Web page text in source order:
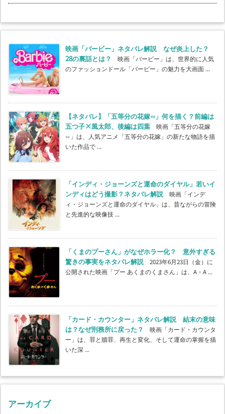
映画「バービー」ネタバレ解説 なぜ炎上した？
28の裏話とは？
映画「バービー」は、世界的に人気
のファッションドール「バービー」の魅力を大画面 ...
【ネタバレ】「五等分の花嫁∽」何を描く？前編は
五つ子×風太郎、後編は四葉 映画「五等分の花嫁
∽」は、人気アニメ「五等分の花嫁」の新たな物語を描
いた作品で ...
「インディ・ジョーンズと運命のダイヤル」若いイ
ンディはどう撮影？ネタバレ解説 映画「インデ
ィ・ジョーンズと運命のダイヤル」は、昔ながらの冒険
と先進的な映像技 ...
「くまのプーさん」がなぜホラー化？ 意外すぎる
驚きの事実をネタバレ解説 2023年6月23日（金）に
公開された映画「プー あくまのくまさん」は、A・A ...
「カード・カウンター」ネタバレ解説 結末の意味
は？なぜ刑務所に戻った？
映画「カード・カウンタ
ー」は、罪と贖罪、再生と変化、そして運命の掌握を描
いた深 ...
アーカイブ